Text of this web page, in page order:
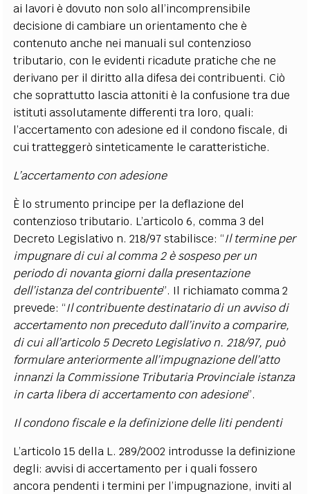
ai lavori è dovuto non solo all’incomprensibile
decisione di cambiare un orientamento che è
contenuto anche nei manuali sul contenzioso
tributario, con le evidenti ricadute pratiche che ne
derivano per il diritto alla difesa dei contribuenti. Ciò
che soprattutto lascia attoniti è la confusione tra due
istituti assolutamente differenti tra loro, quali:
l’accertamento con adesione ed il condono fiscale, di
cui tratteggerò sinteticamente le caratteristiche.
L’accertamento con adesione
È lo strumento principe per la deflazione del
contenzioso tributario. L’articolo 6, comma 3 del
Decreto Legislativo n. 218/97 stabilisce: “Il termine per
impugnare di cui al comma 2 è sospeso per un
periodo di novanta giorni dalla presentazione
dell’istanza del contribuente”. Il richiamato comma 2
prevede: “Il contribuente destinatario di un avviso di
accertamento non preceduto dall’invito a comparire,
di cui all’articolo 5 Decreto Legislativo n. 218/97, può
formulare anteriormente all’impugnazione dell’atto
innanzi la Commissione Tributaria Provinciale istanza
in carta libera di accertamento con adesione”.
Il condono fiscale e la definizione delle liti pendenti
L’articolo 15 della L. 289/2002 introdusse la definizione
degli: avvisi di accertamento per i quali fossero
ancora pendenti i termini per l’impugnazione, inviti al